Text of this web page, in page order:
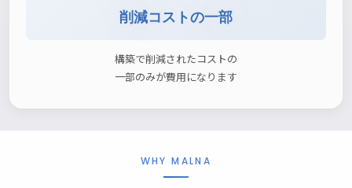
削減コストの一部
構築で削減されたコストの
一部のみが費用になります
WHY MALNA